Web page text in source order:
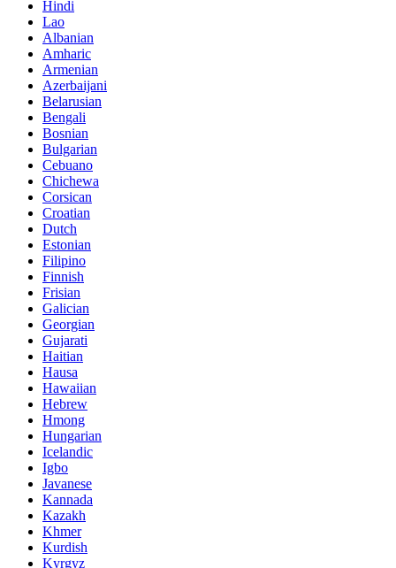
Hindi
Lao
Albanian
Amharic
Armenian
Azerbaijani
Belarusian
Bengali
Bosnian
Bulgarian
Cebuano
Chichewa
Corsican
Croatian
Dutch
Estonian
Filipino
Finnish
Frisian
Galician
Georgian
Gujarati
Haitian
Hausa
Hawaiian
Hebrew
Hmong
Hungarian
Icelandic
Igbo
Javanese
Kannada
Kazakh
Khmer
Kurdish
Kyrgyz